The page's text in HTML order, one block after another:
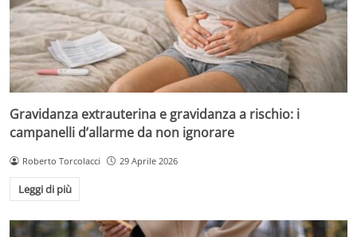
Gravidanza extrauterina e gravidanza a rischio: i
campanelli d’allarme da non ignorare
Roberto Torcolacci 29 Aprile 2026
Leggi di più